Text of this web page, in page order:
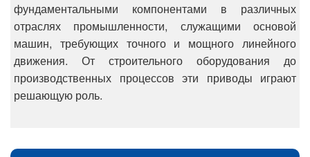
фундаментальными компонентами в различных
отраслях промышленности, служащими основой
машин, требующих точного и мощного линейного
движения. От строительного оборудования до
производственных процессов эти приводы играют
решающую роль.